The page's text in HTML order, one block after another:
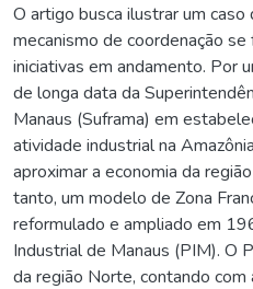
O artigo busca ilustrar um
mecanismo de coordenação
iniciativas em andamento. Por
de longa data da
Manaus (Suframa) em
atividade industrial na
aproximar a economia da
tanto, um modelo de Zona
reformulado e ampliado em
Industrial de Manaus (PIM). O
da região Norte, contando